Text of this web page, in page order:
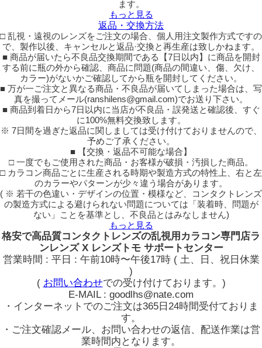
ます。
もっと見る
返品・交換方法
□ 乱視・遠視のレンズをご注文の場合、個人用注文製作方式ですの
で、製作以後、キャンセルと返品·交換と再生産は致しかねます。
■ 商品が届いたら不良品交換期間である【7日以内】に商品を開封
する前に瓶の外から確認、商品に問題(商品の間違い、傷、欠け、
カラー)がないかご確認してから瓶を開封してください。
■ 万が一ご注文と異なる商品・不良品が届いてしまった場合は、写
真を撮ってメール(ranshilens@gmail.com)でお送り下さい。
■ 商品到着日から7日以内に当店が不良品・誤発送と確認後、すぐ
に100%無料交換致します。
※ 7日間を過ぎた返品に関しましては受け付けておりませんので、
予めご了承ください。
■ 【交換・返品不可能な場合】
□ 一度でもご使用された商品・お客様が破損・汚損した商品。
□ カラコン商品ごとに生産される時期や製造方式の特性上、右と左
のカラーやパターンが少々違う場合があります。
( ※ 若干の色違い・デザインの位置・模様など、コンタクトレンズ
の製造方式による避けられない問題については「装着時、問題が
ない」ことを基準とし、不良品とはみなしません)
もっと見る
格安で高品質コンタクトレンズの乱視用カラコン専門店ラ
ンレンズ X レンズトモ サポートセンター
営業時間 : 平日 : 午前10時〜午後17時 ( 土、日、祝日休業
)
( お問い合わせでの受け付けております。)
E-MAIL : goodlhs@nate.com
・インターネットでのご注文は365日24時間受付ておりま
す。
・ご注文確認メール、お問い合わせの返信、配送作業は営
業時間内となります。